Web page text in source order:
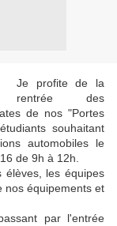
Je profite de la
rentrée des
de nos "Portes
souhaitant
automobiles le
de 9h à 12h.
élèves, les équipes
nos équipements et
par l'entrée